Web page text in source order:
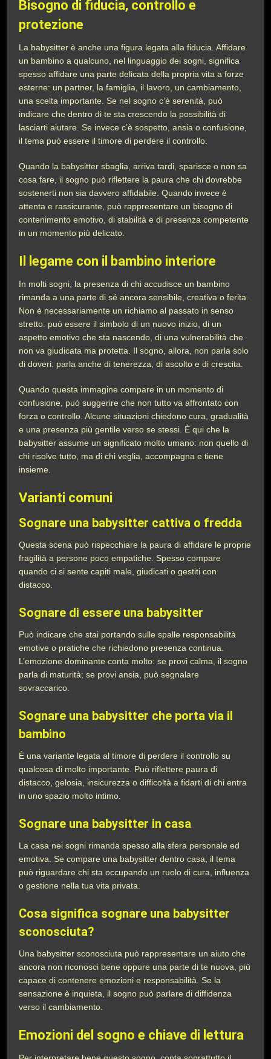
Bisogno di fiducia, controllo e
protezione
La babysitter è anche una figura legata alla fiducia. Affidare
un bambino a qualcuno, nel linguaggio dei sogni, significa
spesso affidare una parte delicata della propria vita a forze
esterne: un partner, la famiglia, il lavoro, un cambiamento,
una scelta importante. Se nel sogno c’è serenità, può
indicare che dentro di te sta crescendo la possibilità di
lasciarti aiutare. Se invece c’è sospetto, ansia o confusione,
il tema può essere il timore di perdere il controllo.
Quando la babysitter sbaglia, arriva tardi, sparisce o non sa
cosa fare, il sogno può riflettere la paura che chi dovrebbe
sostenerti non sia davvero affidabile. Quando invece è
attenta e rassicurante, può rappresentare un bisogno di
contenimento emotivo, di stabilità e di presenza competente
in un momento più delicato.
Il legame con il bambino interiore
In molti sogni, la presenza di chi accudisce un bambino
rimanda a una parte di sé ancora sensibile, creativa o ferita.
Non è necessariamente un richiamo al passato in senso
stretto: può essere il simbolo di un nuovo inizio, di un
aspetto emotivo che sta nascendo, di una vulnerabilità che
non va giudicata ma protetta. Il sogno, allora, non parla solo
di doveri: parla anche di tenerezza, di ascolto e di crescita.
Quando questa immagine compare in un momento di
confusione, può suggerire che non tutto va affrontato con
forza o controllo. Alcune situazioni chiedono cura, gradualità
e una presenza più gentile verso se stessi. È qui che la
babysitter assume un significato molto umano: non quello di
chi risolve tutto, ma di chi veglia, accompagna e tiene
insieme.
Varianti comuni
Sognare una babysitter cattiva o fredda
Questa scena può rispecchiare la paura di affidare le proprie
fragilità a persone poco empatiche. Spesso compare
quando ci si sente capiti male, giudicati o gestiti con
distacco.
Sognare di essere una babysitter
Può indicare che stai portando sulle spalle responsabilità
emotive o pratiche che richiedono presenza continua.
L’emozione dominante conta molto: se provi calma, il sogno
parla di maturità; se provi ansia, può segnalare
sovraccarico.
Sognare una babysitter che porta via il
bambino
È una variante legata al timore di perdere il controllo su
qualcosa di molto importante. Può riflettere paura di
distacco, gelosia, insicurezza o difficoltà a fidarti di chi entra
in uno spazio molto intimo.
Sognare una babysitter in casa
La casa nei sogni rimanda spesso alla sfera personale ed
emotiva. Se compare una babysitter dentro casa, il tema
può riguardare chi sta occupando un ruolo di cura, influenza
o gestione nella tua vita privata.
Cosa significa sognare una babysitter
sconosciuta?
Una babysitter sconosciuta può rappresentare un aiuto che
ancora non riconosci bene oppure una parte di te nuova, più
capace di contenere emozioni e responsabilità. Se la
sensazione è inquieta, il sogno può parlare di diffidenza
verso il cambiamento.
Emozioni del sogno e chiave di lettura